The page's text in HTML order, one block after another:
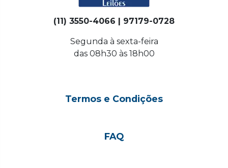
(11) 3550-4066 | 97179-0728
Segunda à sexta-feira
das 08h30 às 18h00
Termos e Condições
FAQ